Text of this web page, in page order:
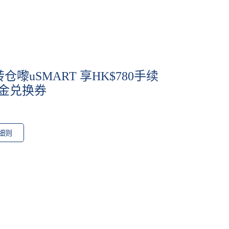
嚟uSMART 享HK$780手续
兑换券
则